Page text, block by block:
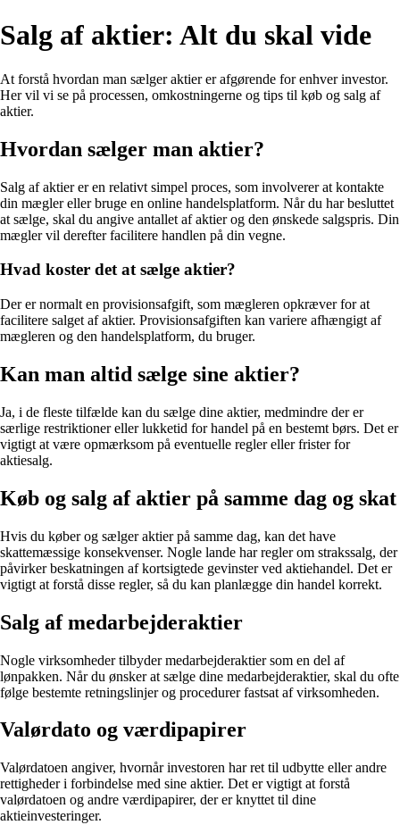
Salg af aktier: Alt du skal vide
At forstå hvordan man sælger aktier er afgørende for enhver investor.
Her vil vi se på processen, omkostningerne og tips til køb og salg af
aktier.
Hvordan sælger man aktier?
Salg af aktier er en relativt simpel proces, som involverer at kontakte
din mægler eller bruge en online handelsplatform. Når du har besluttet
at sælge, skal du angive antallet af aktier og den ønskede salgspris. Din
mægler vil derefter facilitere handlen på din vegne.
Hvad koster det at sælge aktier?
Der er normalt en provisionsafgift, som mægleren opkræver for at
facilitere salget af aktier. Provisionsafgiften kan variere afhængigt af
mægleren og den handelsplatform, du bruger.
Kan man altid sælge sine aktier?
Ja, i de fleste tilfælde kan du sælge dine aktier, medmindre der er
særlige restriktioner eller lukketid for handel på en bestemt børs. Det er
vigtigt at være opmærksom på eventuelle regler eller frister for
aktiesalg.
Køb og salg af aktier på samme dag og skat
Hvis du køber og sælger aktier på samme dag, kan det have
skattemæssige konsekvenser. Nogle lande har regler om strakssalg, der
påvirker beskatningen af kortsigtede gevinster ved aktiehandel. Det er
vigtigt at forstå disse regler, så du kan planlægge din handel korrekt.
Salg af medarbejderaktier
Nogle virksomheder tilbyder medarbejderaktier som en del af
lønpakken. Når du ønsker at sælge dine medarbejderaktier, skal du ofte
følge bestemte retningslinjer og procedurer fastsat af virksomheden.
Valørdato og værdipapirer
Valørdatoen angiver, hvornår investoren har ret til udbytte eller andre
rettigheder i forbindelse med sine aktier. Det er vigtigt at forstå
valørdatoen og andre værdipapirer, der er knyttet til dine
aktieinvesteringer.